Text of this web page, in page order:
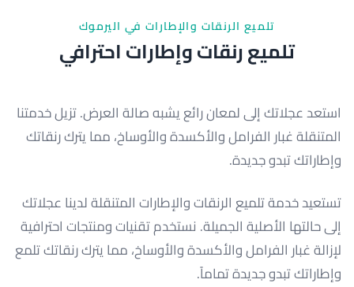
تلميع الرنقات والإطارات في اليرموك
تلميع رنقات وإطارات احترافي
استعد عجلاتك إلى لمعان رائع يشبه صالة العرض. تزيل خدمتنا
المتنقلة غبار الفرامل والأكسدة والأوساخ، مما يترك رنقاتك
وإطاراتك تبدو جديدة.
تستعيد خدمة تلميع الرنقات والإطارات المتنقلة لدينا عجلاتك
إلى حالتها الأصلية الجميلة. نستخدم تقنيات ومنتجات احترافية
لإزالة غبار الفرامل والأكسدة والأوساخ، مما يترك رنقاتك تلمع
وإطاراتك تبدو جديدة تماماً.